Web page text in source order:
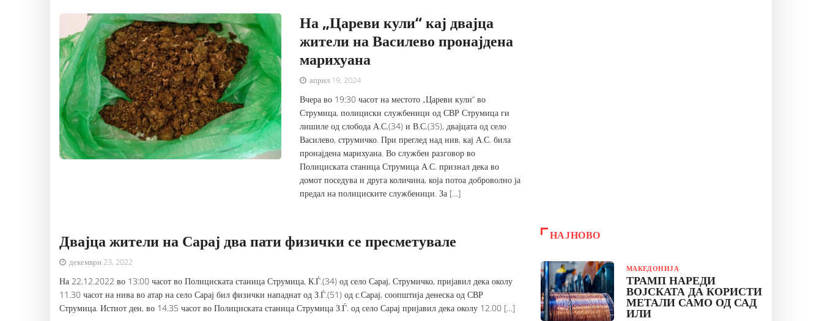
На „Цареви кули“ кај двајца
жители на Василево пронајдена
марихуана
април 19, 2024
Вчера во 19:30 часот на местото „Цареви кули“ во
Струмица, полициски службеници од СВР Струмица ги
лишиле од слобода А.С.(34) и В.С.(35), двајцата од село
Василево, струмичко. При преглед над нив, кај А.С. била
пронајдена марихуана. Во службен разговор во
Полициската станица Струмица А.С. признал дека во
домот поседува и друга количина, која потоа доброволно ја
предал на полициските службеници. За […]
Двајца жители на Сарај два пати физички се пресметувале
декември 23, 2022
На 22.12.2022 во 13:00 часот во Полициската станица Струмица, К.Ѓ.(34) од село Сарај, Струмичко, пријавил дека околу
11.30 часот на нива во атар на село Сарај бил физички нападнат од З.Ѓ.(51) од с.Сарај, соопштија денеска од СВР
Струмица. Истиот ден, во 14.35 часот во Полициската станица Струмица З.Ѓ. од село Сарај пријавил дека околу 12.00 […]
НАЈНОВО
МАКЕДОНИЈА
ТРАМП НАРЕДИ
ВОЈСКАТА ДА КОРИСТИ
МЕТАЛИ САМО ОД САД
ИЛИ